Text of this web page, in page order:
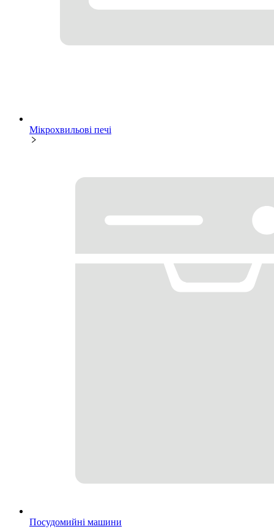
Мікрохвильові печі
Посудомийні машини